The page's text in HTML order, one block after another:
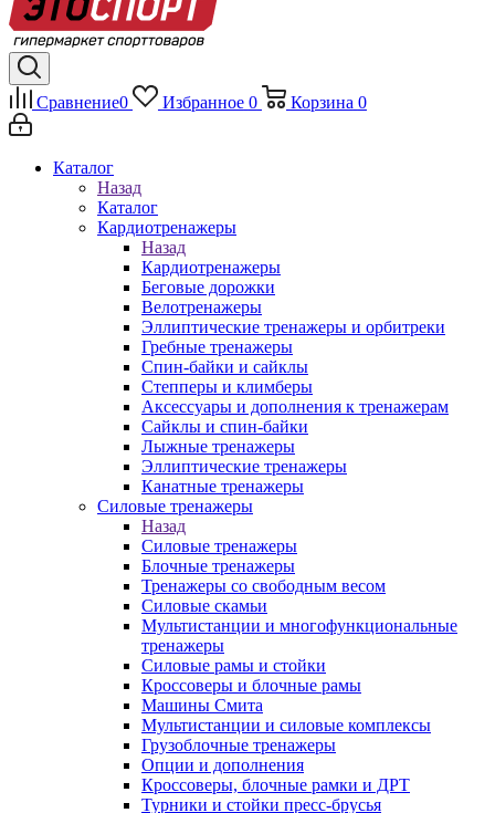
Сравнение0 Избранное 0 Корзина 0
Каталог
Назад
Каталог
Кардиотренажеры
Назад
Кардиотренажеры
Беговые дорожки
Велотренажеры
Эллиптические тренажеры и орбитреки
Гребные тренажеры
Спин-байки и сайклы
Степперы и климберы
Аксессуары и дополнения к тренажерам
Сайклы и спин-байки
Лыжные тренажеры
Эллиптические тренажеры
Канатные тренажеры
Силовые тренажеры
Назад
Силовые тренажеры
Блочные тренажеры
Тренажеры со свободным весом
Силовые скамьи
Мультистанции и многофункциональные
тренажеры
Силовые рамы и стойки
Кроссоверы и блочные рамы
Машины Смита
Мультистанции и силовые комплексы
Грузоблочные тренажеры
Опции и дополнения
Кроссоверы, блочные рамки и ДРТ
Турники и стойки пресс-брусья